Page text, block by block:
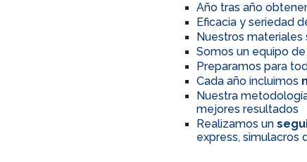
Año tras año
Eficacia y seriedad
Nuestros
Somos un equipo
Preparamos para
Cada año incluimos
Nuestra
mejores resultados
Realizamos un
express, simulacros